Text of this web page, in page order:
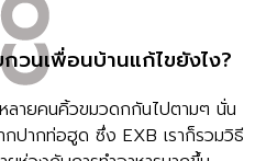
นเพื่อนบ้านแก้ไขยังไง?
ลายคนคิ้วขมวดกกันไปตามๆ นั่น
ปากท่อฮูด ซึ่ง EXB เราก็รวมวิธี